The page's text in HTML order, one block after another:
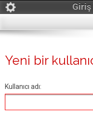
Giriş
Yeni bir
Kullanıcı adı: